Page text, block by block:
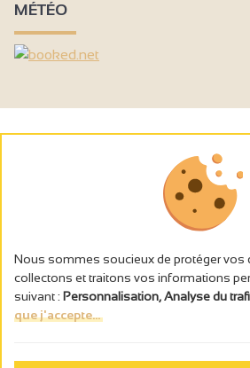
MÉTÉO
L’abus d’alcool est dangereux pour la
Nous sommes soucieux de protéger vos
collectons et traitons vos informations
suivant : Personnalisation, Analyse du
que j'accepte...